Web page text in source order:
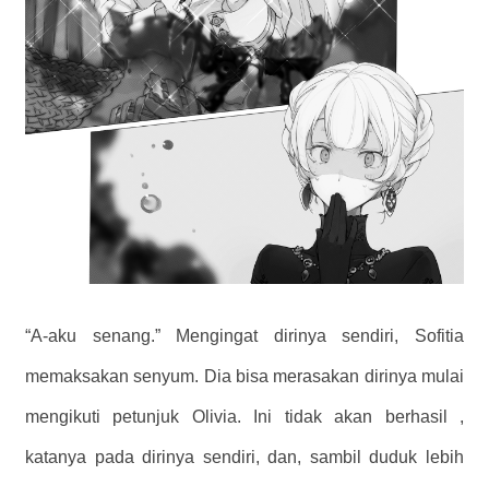
“A-aku senang.” Mengingat dirinya sendiri, Sofitia
memaksakan senyum. Dia bisa merasakan dirinya mulai
mengikuti petunjuk Olivia. Ini tidak akan berhasil ,
katanya pada dirinya sendiri, dan, sambil duduk lebih